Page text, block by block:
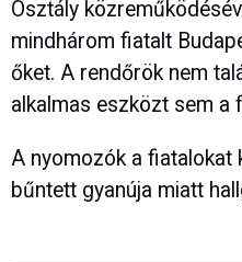
Osztály
mindhárom fiatalt
őket. A rendőrök nem
alkalmas eszközt sem a
A nyomozók a fiatalokat
bűntett gyanúja miatt